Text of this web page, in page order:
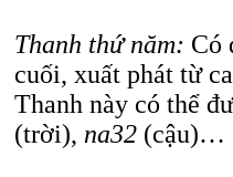
Thanh thứ năm: Có
cuối, xuất phát từ
Thanh này có thể
(trời), na32 (cậu)…